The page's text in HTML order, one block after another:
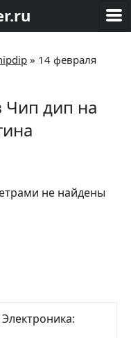
» 14 февраля
Чип дип на
не найдены